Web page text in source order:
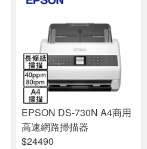
EPSON DS-730N A4商用
高速網路掃描器
$24490